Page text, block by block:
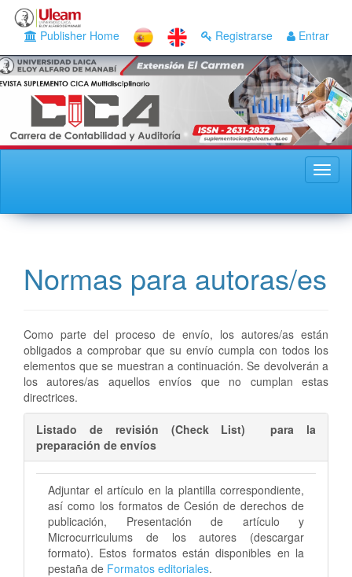
Navegación
principal
Contenido
principal
Barra
lateral
Publisher Home Registrarse Entrar
Normas para autoras/es
Como parte del proceso de envío, los autores/as están
obligados a comprobar que su envío cumpla con todos los
elementos que se muestran a continuación. Se devolverán a
los autores/as aquellos envíos que no cumplan estas
directrices.
Listado de revisión (Check List) para la
preparación de envíos
Adjuntar el artículo en la plantilla correspondiente,
así como los formatos de Cesión de derechos de
publicación, Presentación de artículo y
Microcurriculums de los autores (descargar
formato). Estos formatos están disponibles en la
pestaña de Formatos editoriales.